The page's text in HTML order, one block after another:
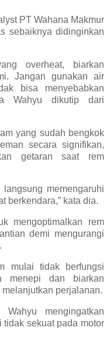
PT Wahana Makmur
sebaiknya didinginkan
overheat, biarkan
Jangan gunakan air
bisa menyebabkan
Wahyu dikutip dari
yang sudah bengkok
secara signifikan,
getaran saat rem
memengaruhi
berkendara,” kata dia.
mengoptimalkan rem
demi mengurangi
mulai tidak berfungsi
menepi dan biarkan
perjalanan.
mengingatkan
tidak sekuat pada motor